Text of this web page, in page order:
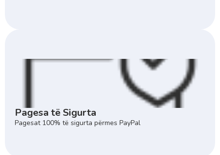
Pagesa të Sigurta
Pagesat 100% të sigurta përmes PayPal